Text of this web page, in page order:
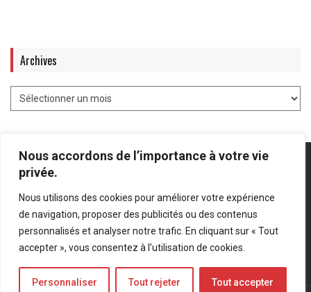
Nous accordons de l’importance à votre vie
privée.
Nous utilisons des cookies pour améliorer votre expérience
de navigation, proposer des publicités ou des contenus
personnalisés et analyser notre trafic. En cliquant sur « Tout
accepter », vous consentez à l’utilisation de cookies.
Personnaliser Tout rejeter Tout accepter
Archives
Mentions légales Politique de confidentialité
Bluesky
LinkedIn
Twitter